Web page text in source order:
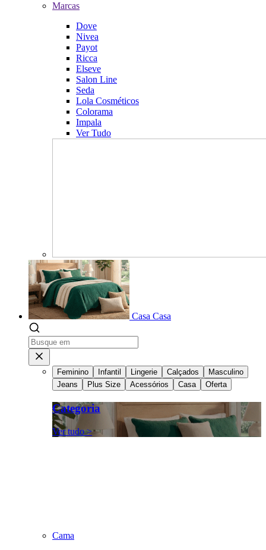
Marcas
Dove
Nivea
Payot
Ricca
Elseve
Salon Line
Seda
Lola Cosméticos
Colorama
Impala
Ver Tudo
Casa Casa
Feminino Infantil Lingerie Calçados
Masculino
Jeans
Plus Size Acessórios Casa Oferta
Categoria
Ver tudo >
Cama